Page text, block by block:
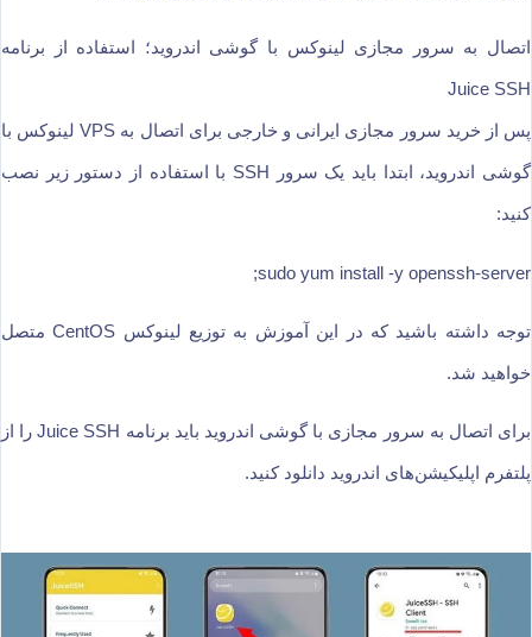
اتصال به سرور مجازی لینوکس با گوشی اندروید؛ استفاده از برنامه
Juice SSH
پس از خرید سرور مجازی ایرانی و خارجی برای اتصال به VPS لینوکس با
گوشی اندروید، ابتدا باید یک سرور SSH با استفاده از دستور زیر نصب
کنید:
sudo yum install -y openssh-server;
توجه داشته باشید که در این آموزش به توزیع لینوکس CentOS متصل
خواهید شد.
برای اتصال به سرور مجازی با گوشی اندروید باید برنامه Juice SSH را از
پلتفرم اپلیکیشن‌های اندروید دانلود کنید.